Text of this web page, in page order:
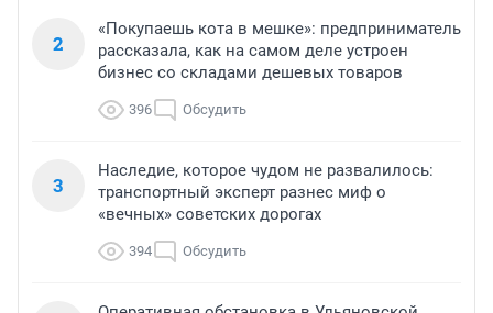
2
«Покупаешь кота в мешке»: предприниматель
рассказала, как на самом деле устроен
бизнес со складами дешевых товаров
396 Обсудить
3
Наследие, которое чудом не развалилось:
транспортный эксперт разнес миф о
«вечных» советских дорогах
394 Обсудить